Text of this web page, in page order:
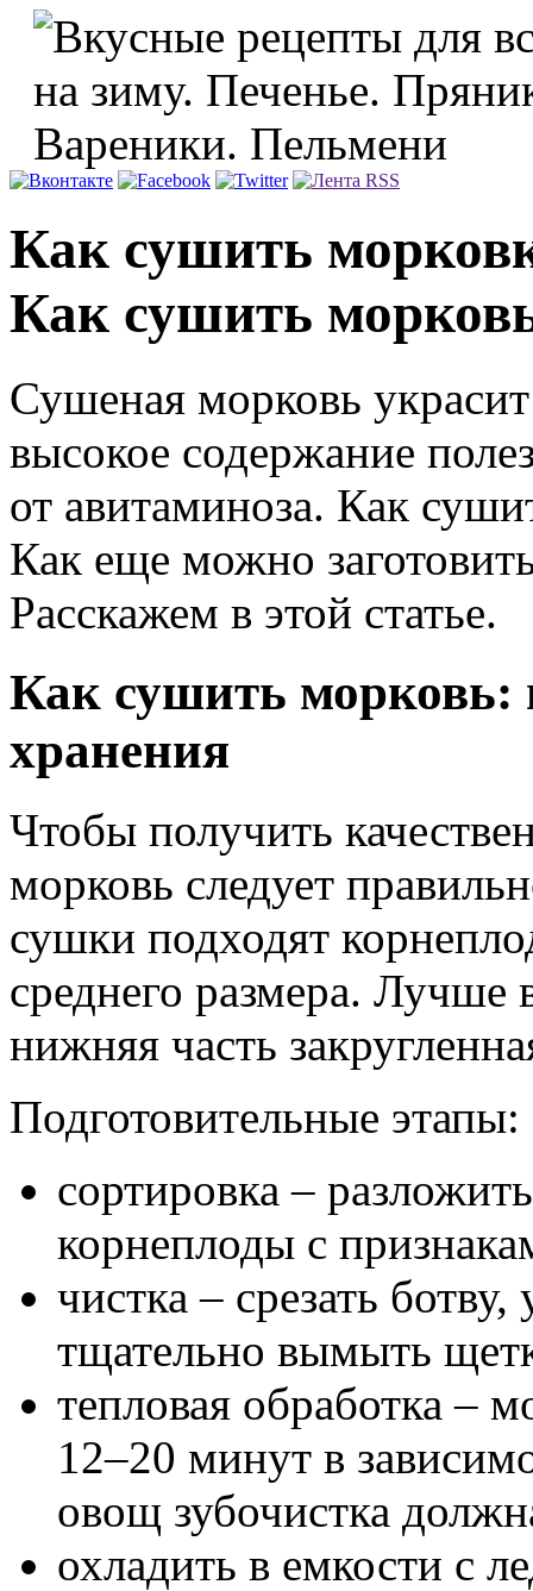
Как сушить
Как сушить
Сушеная морковь
высокое содержание
от авитаминоза. Как
Как еще можно
Расскажем в этой статье.
Как сушить морковь:
хранения
Чтобы получить
морковь следует
сушки подходят
среднего размера.
нижняя часть
Подготовительные этапы:
сортировка –
корнеплоды с
чистка – срезать
тщательно вымыть
тепловая обработка –
12–20 минут в
овощ зубочистка
охладить в емкости с